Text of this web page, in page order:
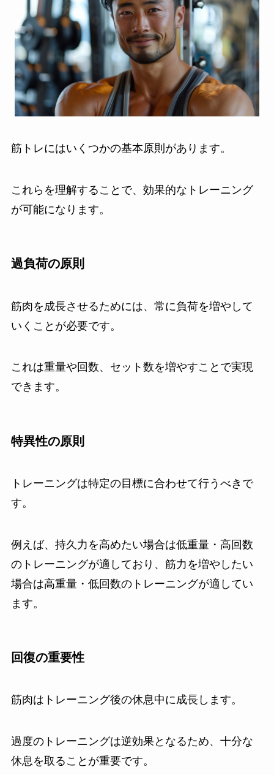
筋トレにはいくつかの基本原則があります。
これらを理解することで、効果的なトレーニング
が可能になります。
過負荷の原則
筋肉を成長させるためには、常に負荷を増やして
いくことが必要です。
これは重量や回数、セット数を増やすことで実現
できます。
特異性の原則
トレーニングは特定の目標に合わせて行うべきで
す。
例えば、持久力を高めたい場合は低重量・高回数
のトレーニングが適しており、筋力を増やしたい
場合は高重量・低回数のトレーニングが適してい
ます。
回復の重要性
筋肉はトレーニング後の休息中に成長します。
過度のトレーニングは逆効果となるため、十分な
休息を取ることが重要です。